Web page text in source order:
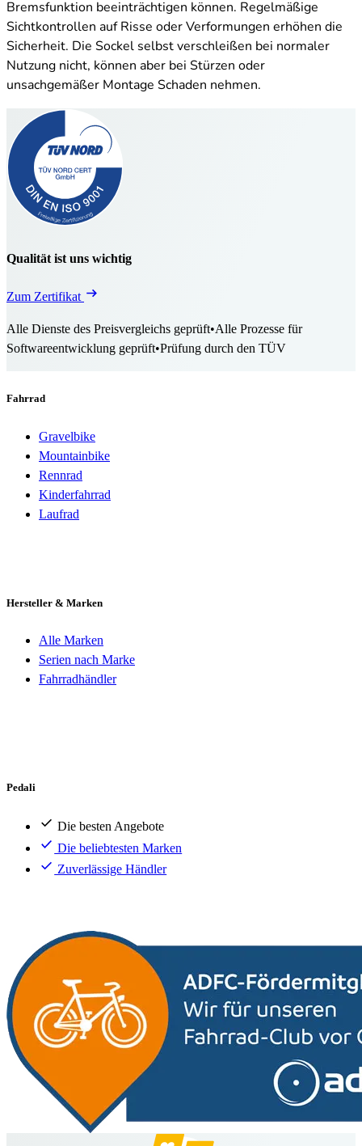
Bremsfunktion beeinträchtigen können. Regelmäßige
Sichtkontrollen auf Risse oder Verformungen erhöhen die
Sicherheit. Die Sockel selbst verschleißen bei normaler
Nutzung nicht, können aber bei Stürzen oder
unsachgemäßer Montage Schaden nehmen.
Qualität ist uns wichtig
Zum Zertifikat
Alle Dienste des Preisvergleichs geprüft•Alle Prozesse für
Softwareentwicklung geprüft•Prüfung durch den TÜV
Fahrrad
Gravelbike
Mountainbike
Rennrad
Kinderfahrrad
Laufrad
Hersteller & Marken
Alle Marken
Serien nach Marke
Fahrradhändler
Pedali
Die besten Angebote
Die beliebtesten Marken
Zuverlässige Händler